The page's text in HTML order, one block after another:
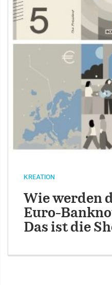
KREATION
Wie werden
Euro-
Das ist die